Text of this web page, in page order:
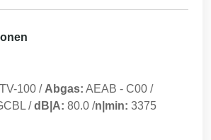
100 / Abgas: AEAB - C00 /
/dB|A: 80.0 /n|min: 3375